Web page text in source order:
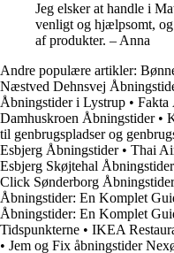
Jeg elsker at handle i
venligt og hjælpsomt,
af produkter. – Anna
Andre populære artikler:
Næstved Dehnsvej
Åbningstider i Lystrup • Fakta
Damhuskroen Åbningstider•
til genbrugspladser og
Esbjerg Åbningstider• Thai
Esbjerg Skøjtehal
Click Sønderborg
Åbningstider: En Komplet
Åbningstider: En Komplet
Tidspunkterne • IKEA
• Jem og Fix åbningstider